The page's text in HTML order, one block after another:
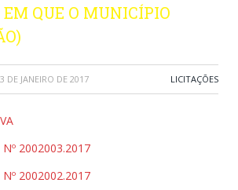
QUE O MUNICÍPIO
DE JANEIRO DE 2017 LICITAÇÕES
2002003.2017
2002002.2017